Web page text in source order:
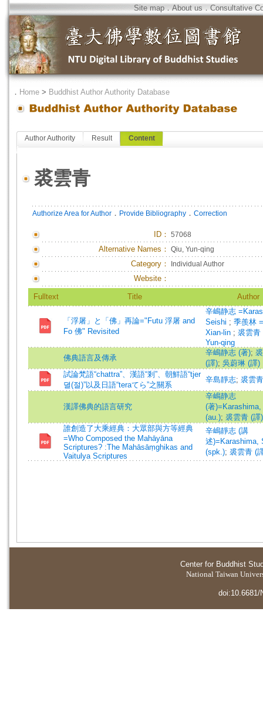
Site map．About us．Consultative
． Home > Buddhist Author Authority Database
Author Authority Result Content
裘雲青
Authorize Area for Author ． Provide Bibliography ． Correction
ID ： 57068
Alternative Names： Qiu, Yun-qing
Category： Individual Author
Website：
Fulltext Title Author
「浮屠」と「佛」再論="Futu 浮屠 and
Fo 佛" Revisited
辛嶋静志
Seishi ; 季羨林
Xian-lin ; 裘雲青
Yun-qing
佛典語言及傳承
辛嶋静志 (著);
(譯); 吳蔚琳 (譯)
試論梵語“chattra”、漢語“剎”、朝鮮語“tjer
뎔(절)”以及日語“teraてら”之關系
辛島靜志; 裘雲青
漢譯佛典的語言研究
辛嶋静志
(著
(au.); 裘雲青 (譯)
誰創造了大乘經典：大眾部與方等經典
=Who Composed the Mahāyāna
Scriptures? :The Mahāsāṃghikas and
Vaitulya Scriptures
辛嶋靜志 (講
述)=Karashima,
(spk.); 裘雲青 (
Center for Buddhist
National Taiwan
doi:10.6681/